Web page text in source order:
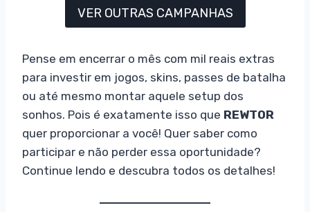
VER OUTRAS CAMPANHAS
Pense em encerrar o mês com mil reais extras
para investir em jogos, skins, passes de batalha
ou até mesmo montar aquele setup dos
sonhos. Pois é exatamente isso que REWTOR
quer proporcionar a você! Quer saber como
participar e não perder essa oportunidade?
Continue lendo e descubra todos os detalhes!